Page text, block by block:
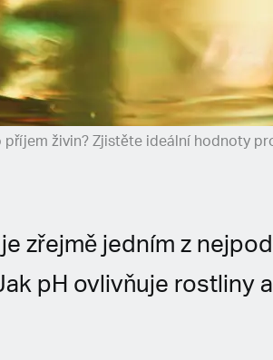
živin? Zjistěte ideální hodnoty
zřejmě jedním z
pH ovlivňuje rostliny